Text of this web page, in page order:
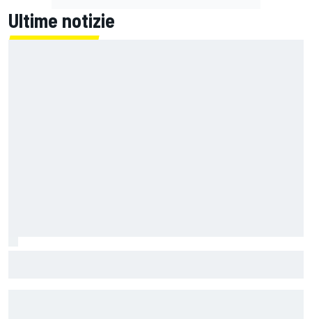
Ultime notizie